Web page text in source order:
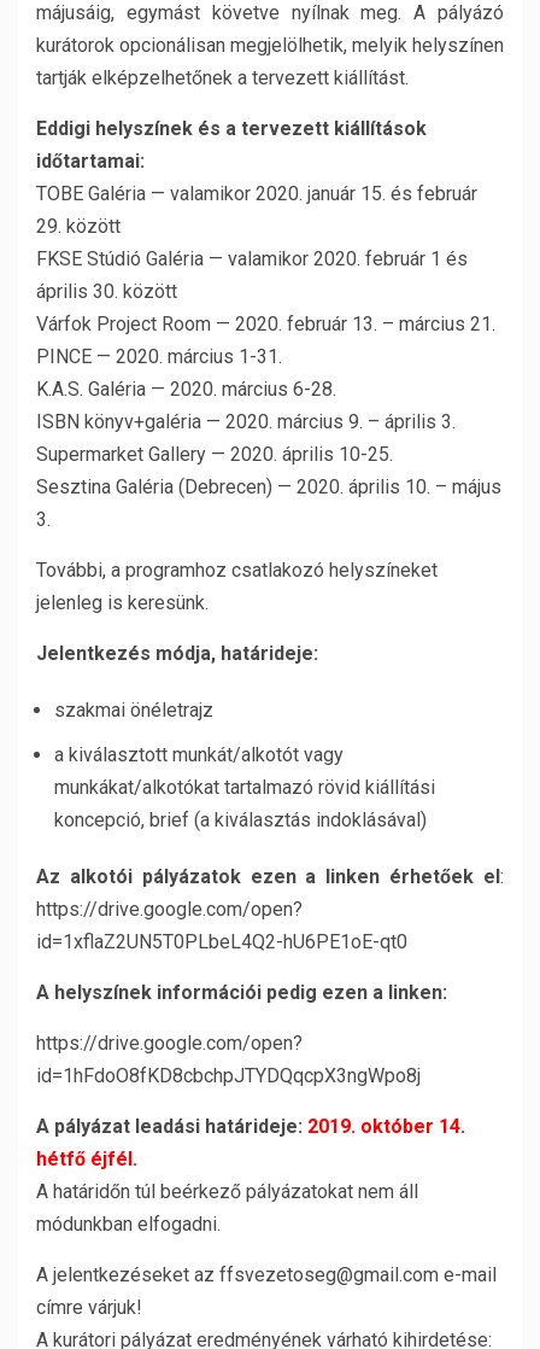
májusáig, egymást követve nyílnak meg. A pályázó
kurátorok opcionálisan megjelölhetik, melyik helyszínen
tartják elképzelhetőnek a tervezett kiállítást.
Eddigi helyszínek és a tervezett kiállítások
időtartamai:
TOBE Galéria — valamikor 2020. január 15. és február
29. között
FKSE Stúdió Galéria — valamikor 2020. február 1 és
április 30. között
Várfok Project Room — 2020. február 13. – március 21.
PINCE — 2020. március 1-31.
K.A.S. Galéria — 2020. március 6-28.
ISBN könyv+galéria — 2020. március 9. – április 3.
Supermarket Gallery — 2020. április 10-25.
Sesztina Galéria (Debrecen) — 2020. április 10. – május
3.
További, a programhoz csatlakozó helyszíneket
jelenleg is keresünk.
Jelentkezés módja, határideje:
szakmai önéletrajz
a kiválasztott munkát/alkotót vagy
munkákat/alkotókat tartalmazó rövid kiállítási
koncepció, brief (a kiválasztás indoklásával)
Az alkotói pályázatok ezen a linken érhetőek el:
https://drive.google.com/open?
id=1xflaZ2UN5T0PLbeL4Q2-hU6PE1oE-qt0
A helyszínek információi pedig ezen a linken:
https://drive.google.com/open?
id=1hFdoO8fKD8cbchpJTYDQqcpX3ngWpo8j
A pályázat leadási határideje: 2019. október 14.
hétfő éjfél.
A határidőn túl beérkező pályázatokat nem áll
módunkban elfogadni.
A jelentkezéseket az ffsvezetoseg@gmail.com e-mail
címre várjuk!
A kurátori pályázat eredményének várható kihirdetése: